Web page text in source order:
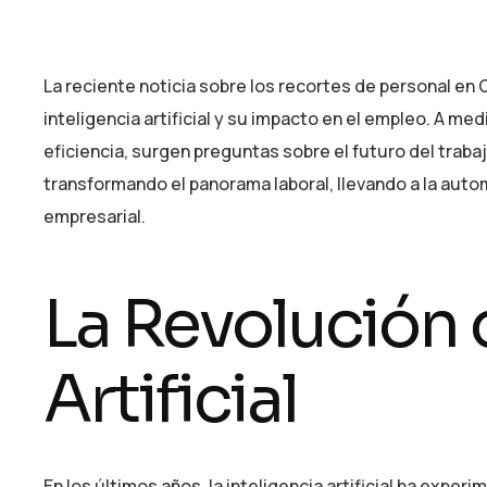
La reciente noticia sobre los recortes de personal
inteligencia artificial y su impacto en el empleo. A
eficiencia, surgen preguntas sobre el futuro del
transformando el panorama laboral, llevando a la
empresarial.
La
Artificial